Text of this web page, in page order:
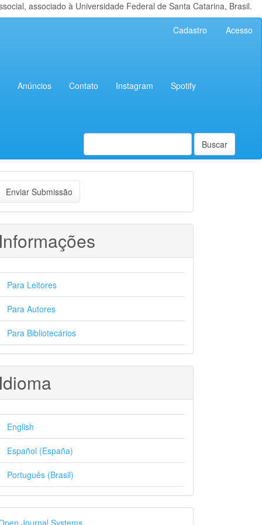
associado à Universidade Federal de Santa Catarina, Brasil.
Cadastro Acesso
Anúncios Contato Instagram Spotify
Buscar
Enviar Submissão
Para Leitores
Para Autores
Para Bibliotecários
English
Español (España)
Português (Brasil)
Journal Systems